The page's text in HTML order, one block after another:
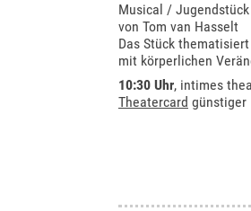
Musical /
von Tom van Hasselt
Das Stück
mit körperlichen
10:30 Uhr, intimes
Theatercard günstiger